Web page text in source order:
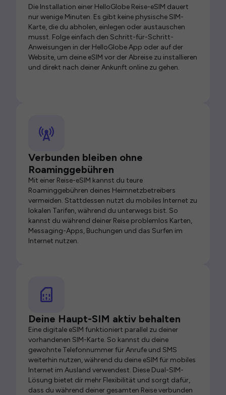
Die Installation einer HelloGlobe Reise-eSIM dauert
nur wenige Minuten. Es gibt keine physische SIM-
Karte, die du abholen, einlegen oder austauschen
musst. Folge einfach den Schritt-für-Schritt-
Anweisungen in der HelloGlobe App oder auf der
Website, um deine eSIM vor der Abreise zu installieren
und direkt nach deiner Ankunft online zu gehen.
Verbunden bleiben ohne
Roaminggebühren
Mit einer Reise-eSIM kannst du teure
Roaminggebühren deines Heimnetzbetreibers
vermeiden. Stattdessen nutzt du mobiles Internet zu
lokalen Tarifen, während du unterwegs bist. So
kannst du während deiner Reise problemlos Karten,
Messaging-Apps, Buchungen und das Surfen im
Internet nutzen.
Deine Haupt-SIM aktiv behalten
Eine digitale eSIM funktioniert parallel zu deiner
vorhandenen SIM-Karte. So kannst du deine
gewohnte Telefonnummer für Anrufe und SMS
weiterhin nutzen, während du deine eSIM für mobiles
Internet im Ausland verwendest. Diese Dual-SIM-
Lösung bietet dir mehr Flexibilität und sorgt dafür,
dass du während deiner gesamten Reise verbunden